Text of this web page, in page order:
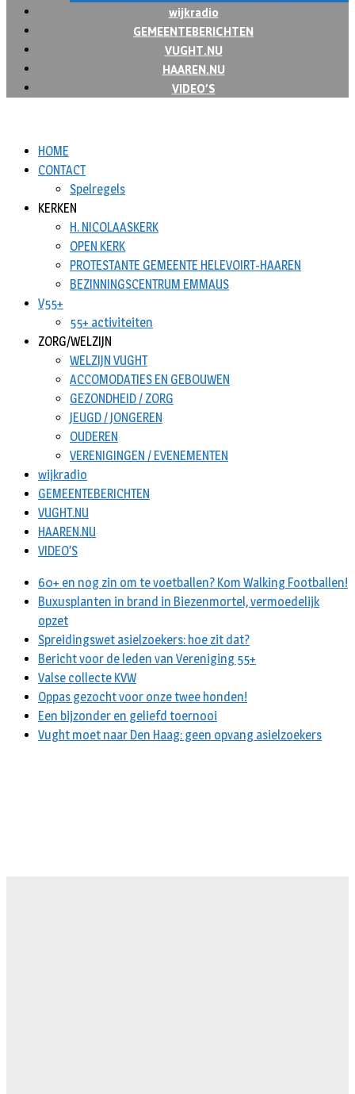
wijkradio
GEMEENTEBERICHTEN
VUGHT.NU
HAAREN.NU
VIDEO’S
HOME
CONTACT
Spelregels
KERKEN
H. NICOLAASKERK
OPEN KERK
PROTESTANTE GEMEENTE HELEVOIRT-HAAREN
BEZINNINGSCENTRUM EMMAUS
V55+
55+ activiteiten
ZORG/WELZIJN
WELZIJN VUGHT
ACCOMODATIES EN GEBOUWEN
GEZONDHEID / ZORG
JEUGD / JONGEREN
OUDEREN
VERENIGINGEN / EVENEMENTEN
wijkradio
GEMEENTEBERICHTEN
VUGHT.NU
HAAREN.NU
VIDEO’S
60+ en nog zin om te voetballen? Kom Walking Footballen!
Buxusplanten in brand in Biezenmortel, vermoedelijk
opzet
Spreidingswet asielzoekers: hoe zit dat?
Bericht voor de leden van Vereniging 55+
Valse collecte KVW
Oppas gezocht voor onze twee honden!
Een bijzonder en geliefd toernooi
Vught moet naar Den Haag: geen opvang asielzoekers